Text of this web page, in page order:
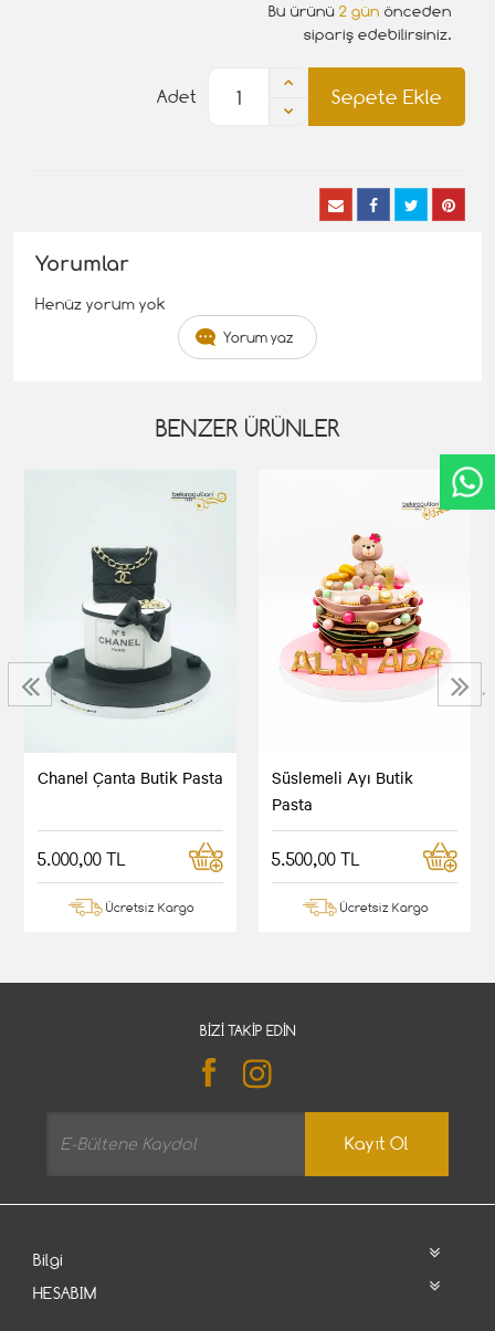
Bu ürünü 2 gün önceden
sipariş edebilirsiniz.
Sepete Ekle
Adet
Yorumlar
Henüz yorum yok
Yorum yaz
BENZER ÜRÜNLER
Chanel Çanta Butik Pasta
5.000,00 TL
Ücretsiz Kargo
Süslemeli Ayı Butik
Pasta
5.500,00 TL
Ücretsiz Kargo
‹ ›
BIZI TAKIP EDIN
Kayıt Ol
Bilgi
HESABIM